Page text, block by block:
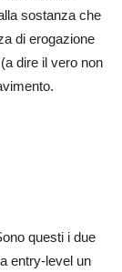
sostanza che
di erogazione
dire il vero non
questi i due
entry-level un